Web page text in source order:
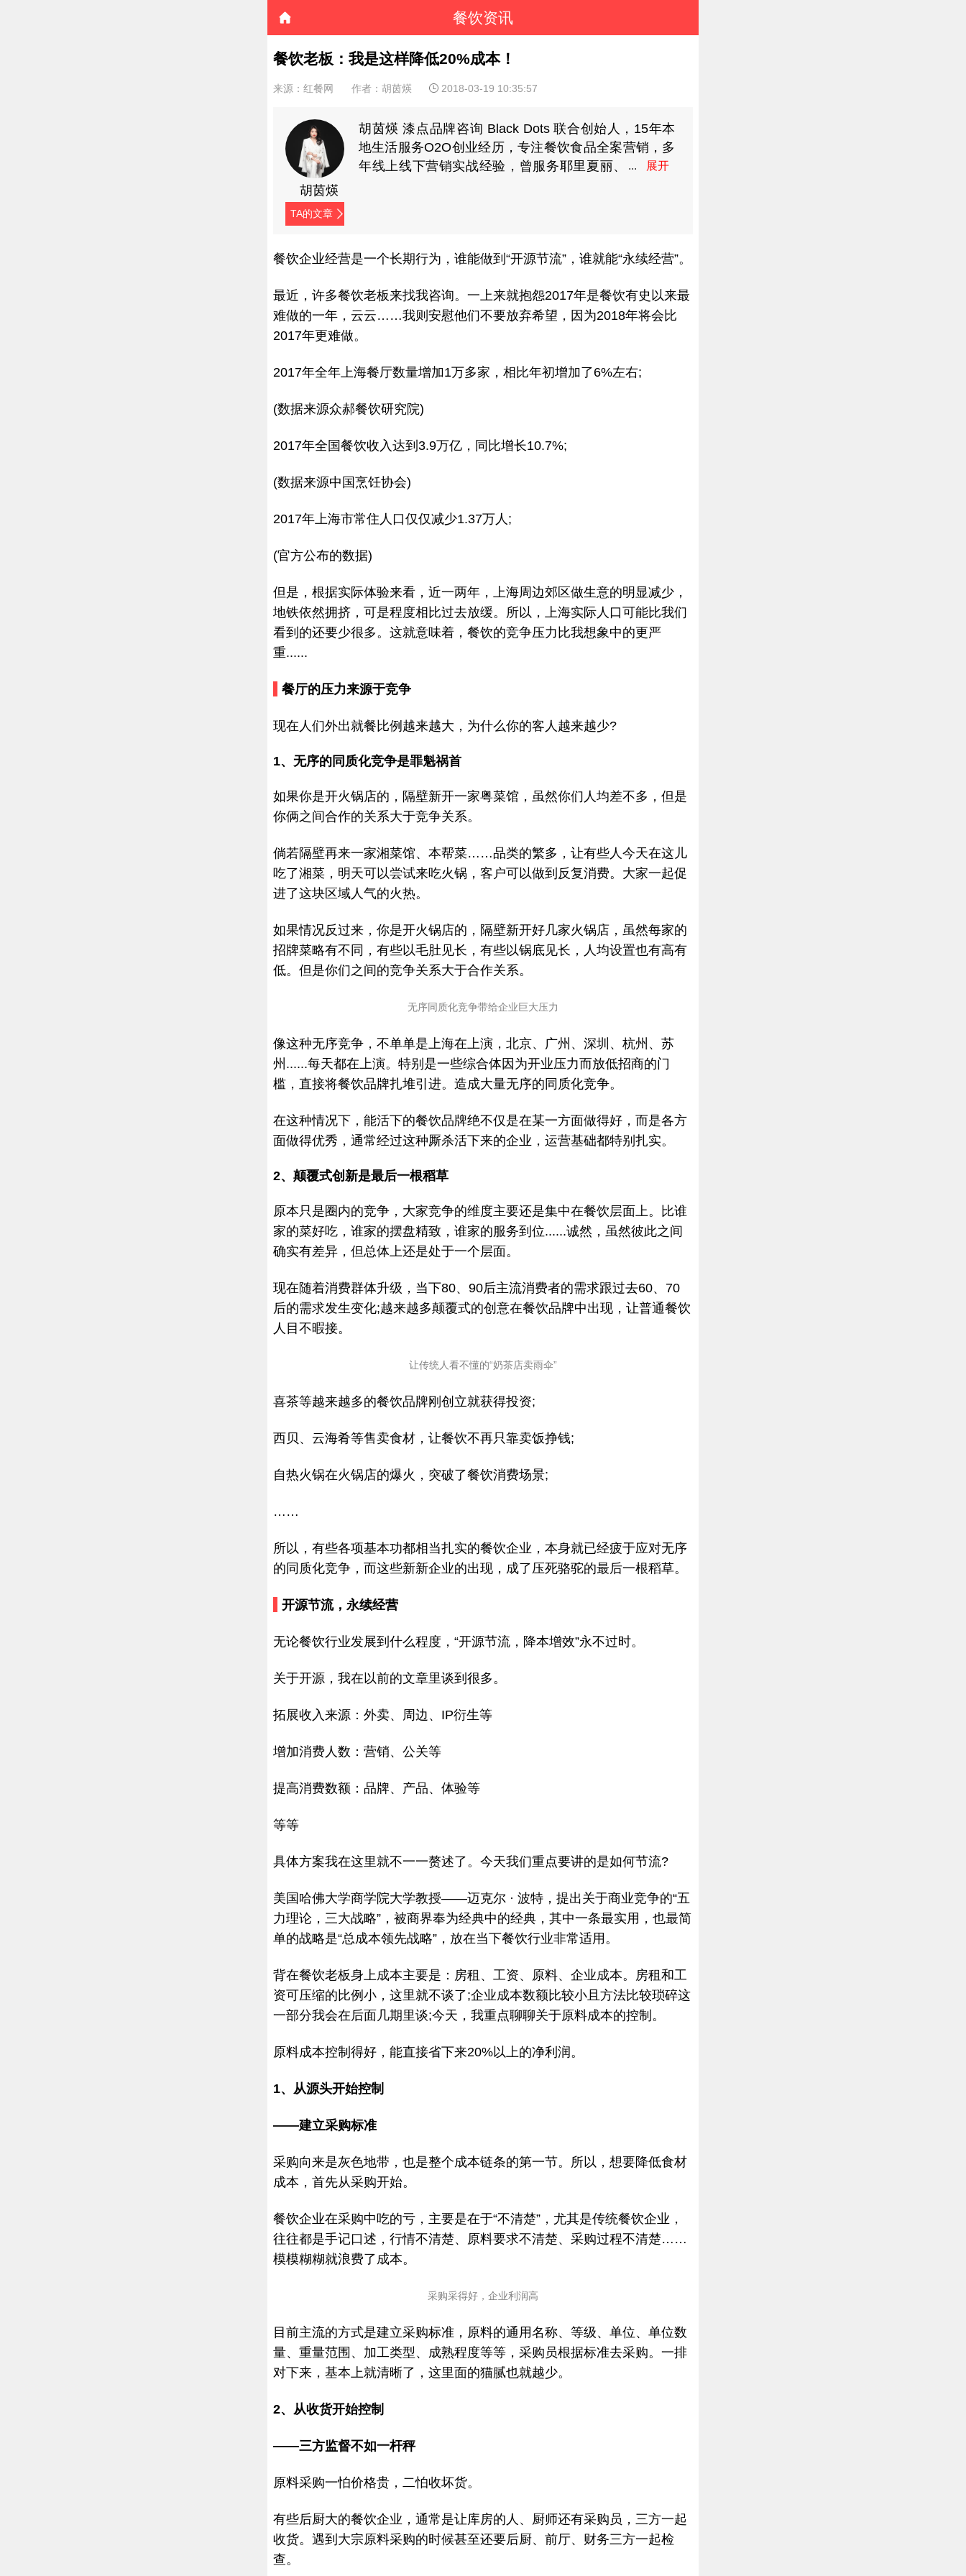
餐饮资讯
餐饮老板：我是这样降低20%成本！
来源：红餐网 作者：胡茵煐 2018-03-19 10:35:57
胡茵煐
TA的文章
胡茵煐 漆点品牌咨询 Black Dots 联合创始人，15年本
地生活服务O2O创业经历，专注餐饮食品全案营销，多
年线上线下营销实战经验，曾服务耶里夏丽、
餐饮企业经营是一个长期行为，谁能做到“开源节流”，谁就能“永续经营”。
最近，许多餐饮老板来找我咨询。一上来就抱怨2017年是餐饮有史以来最
难做的一年，云云……我则安慰他们不要放弃希望，因为2018年将会比
2017年更难做。
2017年全年上海餐厅数量增加1万多家，相比年初增加了6%左右;
(数据来源众郝餐饮研究院)
2017年全国餐饮收入达到3.9万亿，同比增长10.7%;
(数据来源中国烹饪协会)
2017年上海市常住人口仅仅减少1.37万人;
(官方公布的数据)
但是，根据实际体验来看，近一两年，上海周边郊区做生意的明显减少，
地铁依然拥挤，可是程度相比过去放缓。所以，上海实际人口可能比我们
看到的还要少很多。这就意味着，餐饮的竞争压力比我想象中的更严
重......
餐厅的压力来源于竞争
现在人们外出就餐比例越来越大，为什么你的客人越来越少?
1、无序的同质化竞争是罪魁祸首
如果你是开火锅店的，隔壁新开一家粤菜馆，虽然你们人均差不多，但是
你俩之间合作的关系大于竞争关系。
倘若隔壁再来一家湘菜馆、本帮菜……品类的繁多，让有些人今天在这儿
吃了湘菜，明天可以尝试来吃火锅，客户可以做到反复消费。大家一起促
进了这块区域人气的火热。
如果情况反过来，你是开火锅店的，隔壁新开好几家火锅店，虽然每家的
招牌菜略有不同，有些以毛肚见长，有些以锅底见长，人均设置也有高有
低。但是你们之间的竞争关系大于合作关系。
无序同质化竞争带给企业巨大压力
像这种无序竞争，不单单是上海在上演，北京、广州、深圳、杭州、苏
州......每天都在上演。特别是一些综合体因为开业压力而放低招商的门
槛，直接将餐饮品牌扎堆引进。造成大量无序的同质化竞争。
在这种情况下，能活下的餐饮品牌绝不仅是在某一方面做得好，而是各方
面做得优秀，通常经过这种厮杀活下来的企业，运营基础都特别扎实。
2、颠覆式创新是最后一根稻草
原本只是圈内的竞争，大家竞争的维度主要还是集中在餐饮层面上。比谁
家的菜好吃，谁家的摆盘精致，谁家的服务到位......诚然，虽然彼此之间
确实有差异，但总体上还是处于一个层面。
现在随着消费群体升级，当下80、90后主流消费者的需求跟过去60、70
后的需求发生变化;越来越多颠覆式的创意在餐饮品牌中出现，让普通餐饮
人目不暇接。
让传统人看不懂的“奶茶店卖雨伞”
喜茶等越来越多的餐饮品牌刚创立就获得投资;
西贝、云海肴等售卖食材，让餐饮不再只靠卖饭挣钱;
自热火锅在火锅店的爆火，突破了餐饮消费场景;
……
所以，有些各项基本功都相当扎实的餐饮企业，本身就已经疲于应对无序
的同质化竞争，而这些新新企业的出现，成了压死骆驼的最后一根稻草。
开源节流，永续经营
无论餐饮行业发展到什么程度，“开源节流，降本增效”永不过时。
关于开源，我在以前的文章里谈到很多。
拓展收入来源：外卖、周边、IP衍生等
增加消费人数：营销、公关等
提高消费数额：品牌、产品、体验等
等等
具体方案我在这里就不一一赘述了。今天我们重点要讲的是如何节流?
美国哈佛大学商学院大学教授——迈克尔 · 波特，提出关于商业竞争的“五
力理论，三大战略”，被商界奉为经典中的经典，其中一条最实用，也最简
单的战略是“总成本领先战略”，放在当下餐饮行业非常适用。
背在餐饮老板身上成本主要是：房租、工资、原料、企业成本。房租和工
资可压缩的比例小，这里就不谈了;企业成本数额比较小且方法比较琐碎这
一部分我会在后面几期里谈;今天，我重点聊聊关于原料成本的控制。
原料成本控制得好，能直接省下来20%以上的净利润。
1、从源头开始控制
——建立采购标准
采购向来是灰色地带，也是整个成本链条的第一节。所以，想要降低食材
成本，首先从采购开始。
餐饮企业在采购中吃的亏，主要是在于“不清楚”，尤其是传统餐饮企业，
往往都是手记口述，行情不清楚、原料要求不清楚、采购过程不清楚……
模模糊糊就浪费了成本。
采购采得好，企业利润高
目前主流的方式是建立采购标准，原料的通用名称、等级、单位、单位数
量、重量范围、加工类型、成熟程度等等，采购员根据标准去采购。一排
对下来，基本上就清晰了，这里面的猫腻也就越少。
2、从收货开始控制
——三方监督不如一杆秤
原料采购一怕价格贵，二怕收坏货。
有些后厨大的餐饮企业，通常是让库房的人、厨师还有采购员，三方一起
收货。遇到大宗原料采购的时候甚至还要后厨、前厅、财务三方一起检
查。